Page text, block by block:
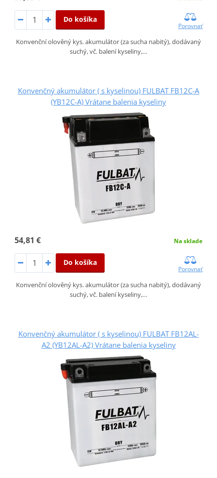
Do košíka
Porovnať
Konvenční olověný kys. akumulátor (za sucha nabitý), dodávaný
suchý, vč. balení kyseliny,…
Konvenčný akumulátor ( s kyselinou) FULBAT FB12C-A
(YB12C-A) Vrátane balenia kyseliny
54,81 € Na sklade
Do košíka
Porovnať
Konvenční olověný kys. akumulátor (za sucha nabitý), dodávaný
suchý, vč. balení kyseliny,…
Konvenčný akumulátor ( s kyselinou) FULBAT FB12AL-
A2 (YB12AL-A2) Vrátane balenia kyseliny